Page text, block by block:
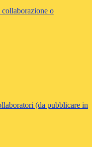
o
(da pubblicare in